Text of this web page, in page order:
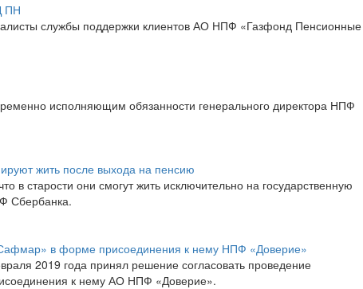
ПН
службы поддержки клиентов АО НПФ «Газфонд Пенсионные
исполняющим обязанности генерального директора НПФ
жить после выхода на пенсию
в старости они смогут жить исключительно на государственную
Сбербанка.
в форме присоединения к нему НПФ «Доверие»
2019 года принял решение согласовать проведение
к нему АО НПФ «Доверие».